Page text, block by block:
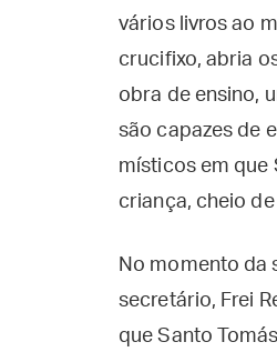
vários livros ao
crucifixo, abria
obra de ensino,
são capazes de
místicos em que
criança, cheio
No momento da
secretário, Frei
que Santo